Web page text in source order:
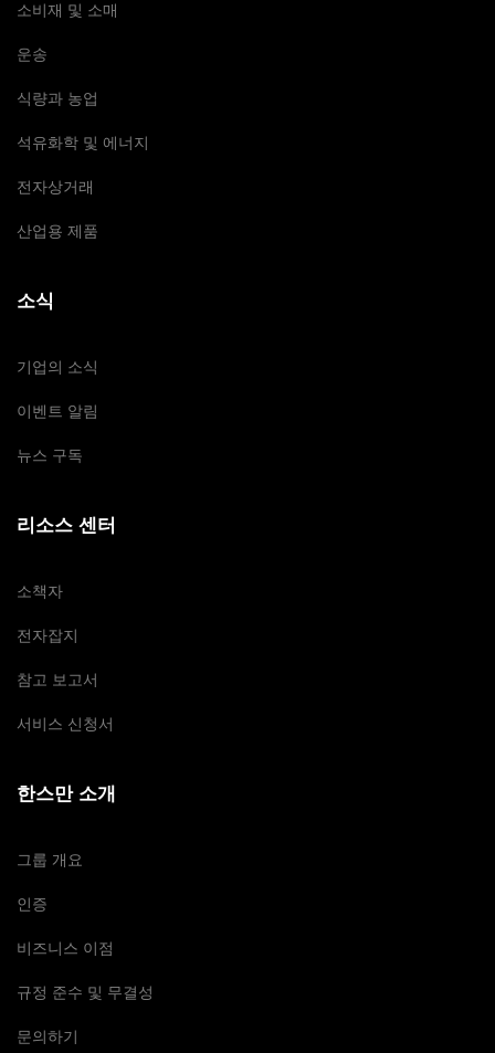
소비재 및 소매
운송
식량과 농업
석유화학 및 에너지
전자상거래
산업용 제품
소식
기업의 소식
이벤트 알림
뉴스 구독
리소스 센터
소책자
전자잡지
참고 보고서
서비스 신청서
한스만 소개
그룹 개요
인증
비즈니스 이점
규정 준수 및 무결성
문의하기